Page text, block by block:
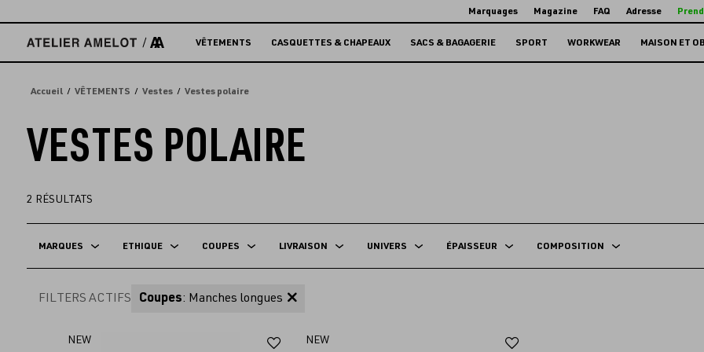
directement
contenu
Marquages Magazine FAQ Adresse
VÊTEMENTS CASQUETTES & CHAPEAUX SACS & BAGAGERIE SPORT WORKWEAR MAISON ET
Accueil VÊTEMENTS Vestes Vestes polaire
VESTES POLAIRE
2 RÉSULTATS
MARQUES ETHIQUE COUPES LIVRAISON UNIVERS ÉPAISSEUR COMPOSITION
FILTERS ACTIFS Coupes: Manches longues
NEW
Ajouter
NEW